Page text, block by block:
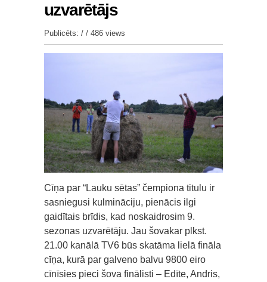
uzvarētājs
Publicēts: / / 486 views
Cīņa par “Lauku sētas” čempiona titulu ir
sasniegusi kulmināciju, pienācis ilgi
gaidītais brīdis, kad noskaidrosim 9.
sezonas uzvarētāju. Jau šovakar plkst.
21.00 kanālā TV6 būs skatāma lielā fināla
cīņa, kurā par galveno balvu 9800 eiro
cīnīsies pieci šova finālisti – Edīte, Andris,